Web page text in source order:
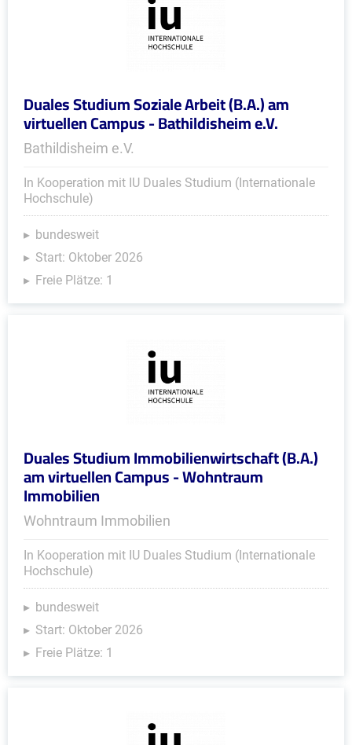
Duales Studium Soziale Arbeit (B.A.) am
virtuellen Campus - Bathildisheim e.V.
Bathildisheim e.V.
In Kooperation mit IU Duales Studium (Internationale
Hochschule)
bundesweit
Start: Oktober 2026
Freie Plätze: 1
Duales Studium Immobilienwirtschaft (B.A.)
am virtuellen Campus - Wohntraum
Immobilien
Wohntraum Immobilien
In Kooperation mit IU Duales Studium (Internationale
Hochschule)
bundesweit
Start: Oktober 2026
Freie Plätze: 1